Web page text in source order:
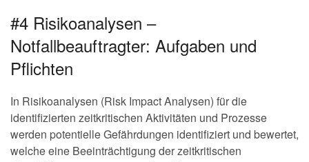
#4 Risikoanalysen –
Notfallbeauftragter: Aufgaben und
Pflichten
In Risikoanalysen (Risk Impact Analysen) für die
identifizierten zeitkritischen Aktivitäten und Prozesse
werden potentielle Gefährdungen identifiziert und bewertet,
welche eine Beeinträchtigung der zeitkritischen